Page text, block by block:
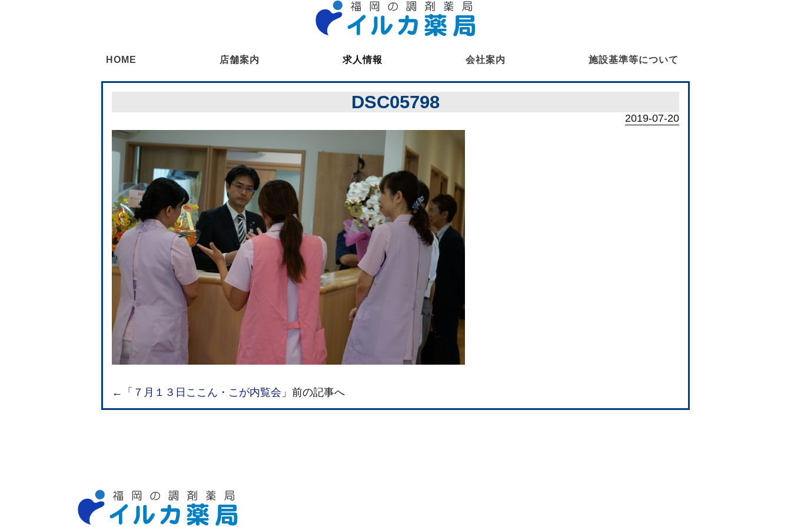
HOME 店舗案内 求人情報
医療事務募集
会社案内 施設基準等について
DSC05798
2019-07-20
←「 ７月１３日ここん・こが内覧会 」前の記事へ